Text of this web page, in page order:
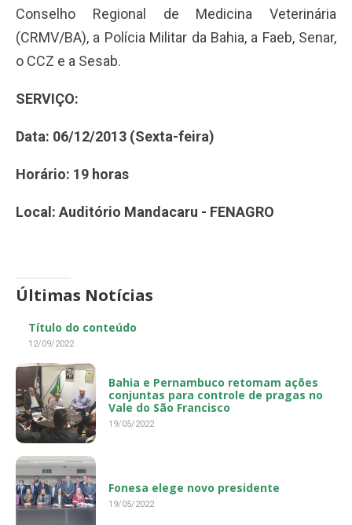
Conselho Regional de Medicina Veterinária
(CRMV/BA), a Polícia Militar da Bahia, a Faeb, Senar,
o CCZ e a Sesab.
SERVIÇO:
Data: 06/12/2013 (Sexta-feira)
Horário: 19 horas
Local: Auditório Mandacaru - FENAGRO
Últimas Notícias
Título do conteúdo
12/09/2022
Bahia e Pernambuco retomam ações
conjuntas para controle de pragas no
Vale do São Francisco
19/05/2022
Fonesa elege novo presidente
19/05/2022